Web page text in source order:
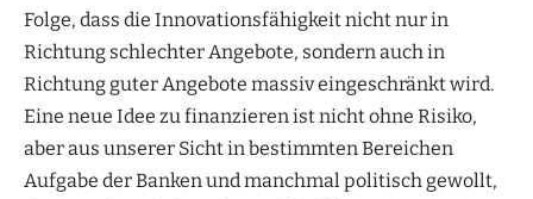
Folge, dass die Innovationsfähigkeit nicht nur in
Richtung schlechter Angebote, sondern auch in
Richtung guter Angebote massiv eingeschränkt wird.
Eine neue Idee zu finanzieren ist nicht ohne Risiko,
aber aus unserer Sicht in bestimmten Bereichen
Aufgabe der Banken und manchmal politisch gewollt,